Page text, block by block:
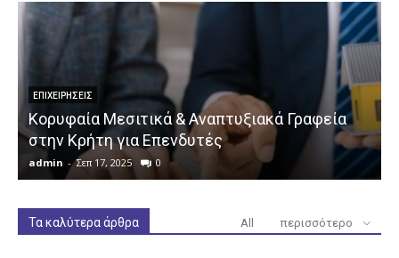
ΕΠΙΧΕΙΡΉΣΕΙΣ
Κορυφαία Μεσιτικά & Αναπτυξιακά Γραφεία
στην Κρήτη για Επενδυτές
admin - Σεπ 17, 2025 0
Τα καλύτερα άρθρα All περισσότερο